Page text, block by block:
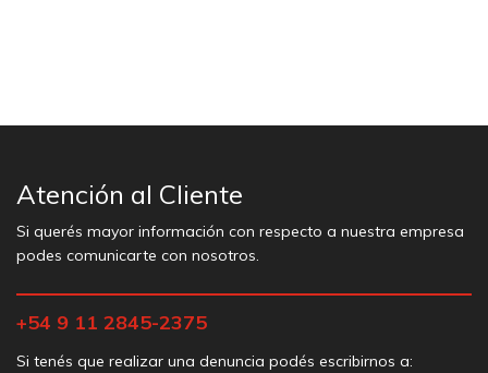
Atención al Cliente
Si querés mayor información con respecto a nuestra empresa
podes comunicarte con nosotros.
+54 9 11 2845-2375
Si tenés que realizar una denuncia podés escribirnos a: